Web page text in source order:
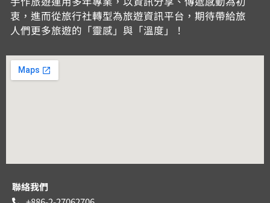
衷，進而從旅行社轉型為旅遊資訊平台，期待帶給旅
人們更多旅遊的「靈感」與「溫度」！
聯絡我們